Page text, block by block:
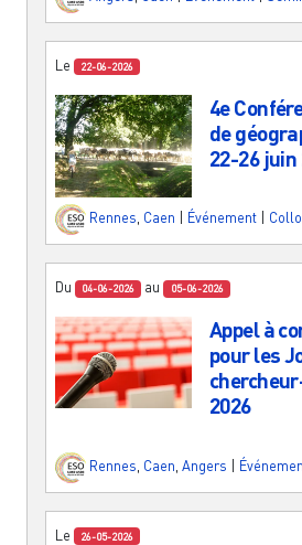
Le 22-06-2026
4e
de
22-26 juin
Rennes, Caen Événement
Du 04-06-2026 au 05-06-2026
Appel à
pour les
2026
Rennes Caen Angers
Le 26-05-2026